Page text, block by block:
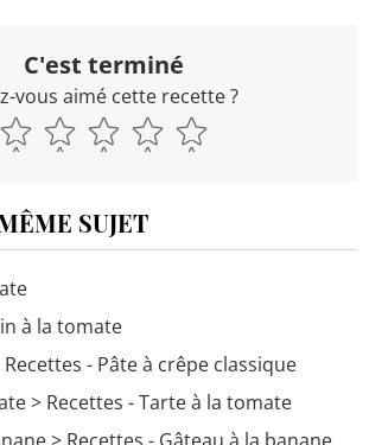
C'est terminé
vous aimé cette recette ?
SUJET
à la tomate
Recettes - Pâte à crêpe classique
> Recettes - Tarte à la tomate